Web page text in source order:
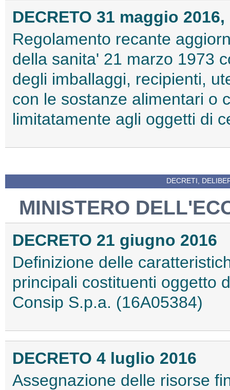
DECRETO 31 maggio 2016,
Regolamento recante
della sanita' 21 marzo 1973
degli imballaggi, recipienti,
con le sostanze alimentari o
limitatamente agli oggetti di
DECRETI,
MINISTERO
DECRETO 21 giugno 2016
Definizione delle
principali costituenti oggetto
Consip S.p.a. (16A05384)
DECRETO 4 luglio 2016
Assegnazione delle risorse